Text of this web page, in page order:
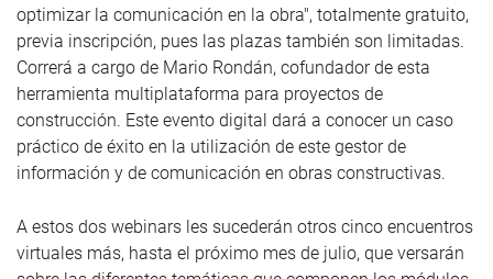
optimizar la comunicación en la obra", totalmente gratuito,
previa inscripción, pues las plazas también son limitadas.
Correrá a cargo de Mario Rondán, cofundador de esta
herramienta multiplataforma para proyectos de
construcción. Este evento digital dará a conocer un caso
práctico de éxito en la utilización de este gestor de
información y de comunicación en obras constructivas.
A estos dos webinars les sucederán otros cinco encuentros
virtuales más, hasta el próximo mes de julio, que versarán